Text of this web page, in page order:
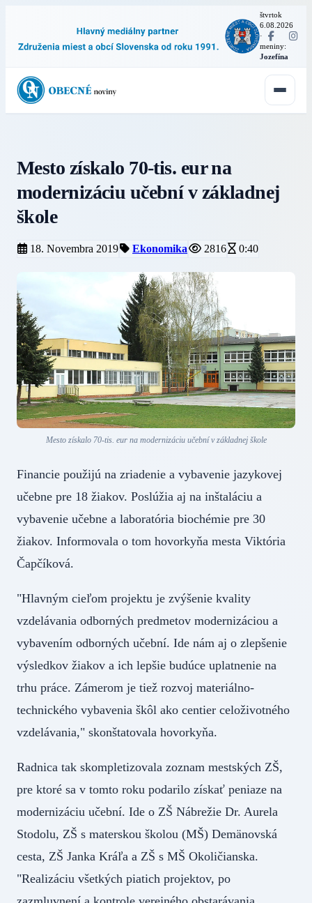
štvrtok
6.08.2026
·
meniny:
Jozefína
Mesto získalo 70-tis. eur na
modernizáciu učební v základnej
škole
18. Novembra 2019 Ekonomika 2816 0:40
Mesto získalo 70-tis. eur na modernizáciu učební v základnej škole
Financie použijú na zriadenie a vybavenie jazykovej
učebne pre 18 žiakov. Poslúžia aj na inštaláciu a
vybavenie učebne a laboratória biochémie pre 30
žiakov. Informovala o tom hovorkyňa mesta Viktória
Čapčíková.
"Hlavným cieľom projektu je zvýšenie kvality
vzdelávania odborných predmetov modernizáciou a
vybavením odborných učební. Ide nám aj o zlepšenie
výsledkov žiakov a ich lepšie budúce uplatnenie na
trhu práce. Zámerom je tiež rozvoj materiálno-
technického vybavenia škôl ako centier celoživotného
vzdelávania," skonštatovala hovorkyňa.
Radnica tak skompletizovala zoznam mestských ZŠ,
pre ktoré sa v tomto roku podarilo získať peniaze na
modernizáciu učební. Ide o ZŠ Nábrežie Dr. Aurela
Stodolu, ZŠ s materskou školou (MŠ) Demänovská
cesta, ZŠ Janka Kráľa a ZŠ s MŠ Okoličianska.
"Realizáciu všetkých piatich projektov, po